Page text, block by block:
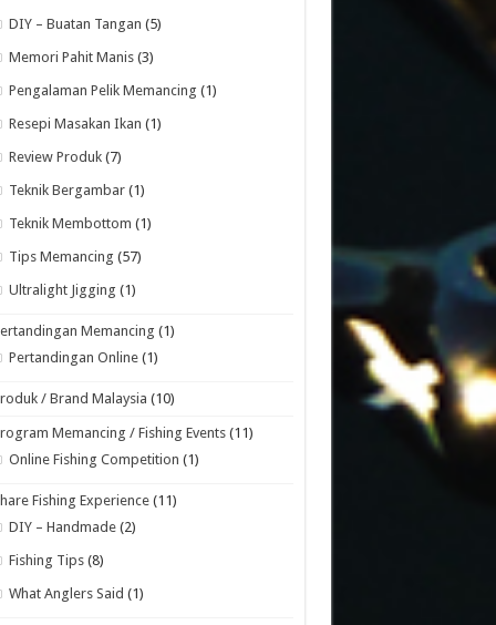
DIY – Buatan Tangan (5)
Memori Pahit Manis (3)
Pengalaman Pelik Memancing (1)
Resepi Masakan Ikan (1)
Review Produk (7)
Teknik Bergambar (1)
Teknik Membottom (1)
Tips Memancing (57)
Ultralight Jigging (1)
Memancing (1)
Pertandingan Online (1)
/ Brand Malaysia (10)
Memancing / Fishing Events (11)
Online Fishing Competition (1)
Fishing Experience (11)
DIY – Handmade (2)
Fishing Tips (8)
What Anglers Said (1)